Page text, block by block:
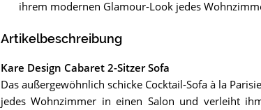
ihrem modernen Glamour-Look jedes
Artikelbeschreibung
Kare Design Cabaret 2-Sitzer Sofa
Das außergewöhnlich schicke Cocktail-Sofa à la
jedes Wohnzimmer in einen Salon und verleiht